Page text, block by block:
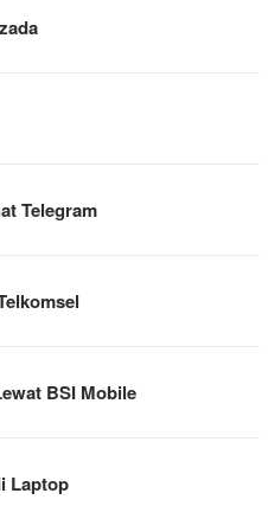
Telegram
BSI Mobile
Laptop